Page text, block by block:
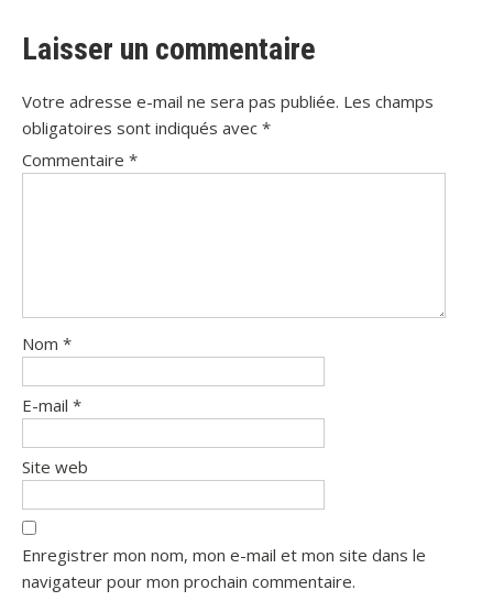
Laisser un commentaire
Votre adresse e-mail ne sera pas publiée. Les champs
obligatoires sont indiqués avec *
Commentaire *
Nom *
E-mail *
Site web
Enregistrer mon nom, mon e-mail et mon site dans le
navigateur pour mon prochain commentaire.